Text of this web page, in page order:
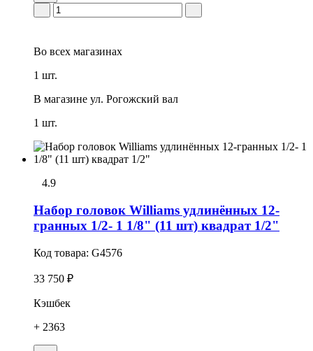
Во всех магазинах
1 шт.
В магазине ул. Рогожский вал
1 шт.
4.9
Набор головок Williams удлинённых 12-
гранных 1/2- 1 1/8" (11 шт) квадрат 1/2"
Код товара: G4576
33 750 ₽
Кэшбек
+ 2363